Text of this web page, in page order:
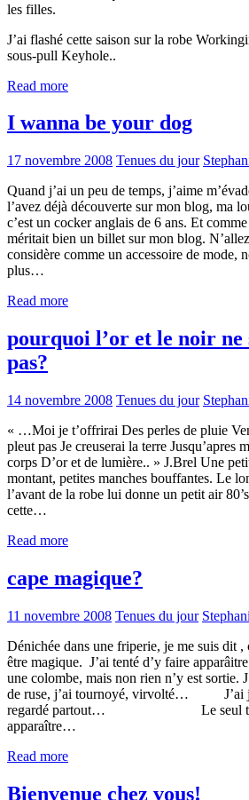
les filles.
J’ai flashé cette saison sur la robe
sous-pull Keyhole..
Read more
I wanna be your dog
17 novembre 2008 Tenues du jour
Quand j’ai un peu de temps, j’aime
l’avez déjà découverte sur mon blog, ma
c’est un cocker anglais de 6 ans. Et
méritait bien un billet sur mon blog.
considère comme un accessoire de mode,
plus…
Read more
pourquoi l’or et le noir ne
pas?
14 novembre 2008 Tenues du jour
« …Moi je t’offrirai Des perles de pluie
pleut pas Je creuserai la terre Jusqu’apres
corps D’or et de lumière.. » J.Brel Une
montant, petites manches bouffantes. Le
l’avant de la robe lui donne un petit air
cette…
Read more
cape magique?
11 novembre 2008 Tenues du jour
Dénichée dans une friperie, je me suis dit ,
être magique. J’ai tenté d’y faire
une colombe, mais non rien n’y est sortie.
de ruse, j’ai tournoyé, virvolté… J’ai
regardé partout… Le seul tigre
apparaître…
Read more
Bienvenue chez vous!